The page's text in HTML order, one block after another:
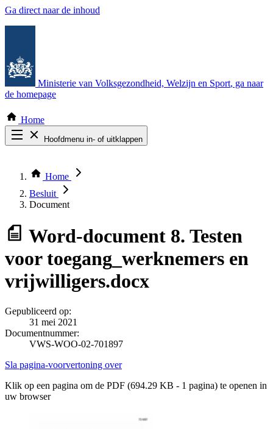
Ga direct naar de inhoud
Ministerie van Volksgezondheid, Welzijn en Sport, ga naar
de homepage
Home
Hoofdmenu in- of uitklappen
Thema COVID-19
Bekijk per bestuursorgaan
Home
Besluit
Document
Word-document 8. Testen
voor toegang_werknemers en
vrijwilligers.docx
Gepubliceerd op:
31 mei 2021
Documentnummer:
VWS-WOO-02-701897
Sla pagina-voorvertoning over
Klik op een pagina om de PDF (694.29 KB - 1 pagina) te openen in
uw browser